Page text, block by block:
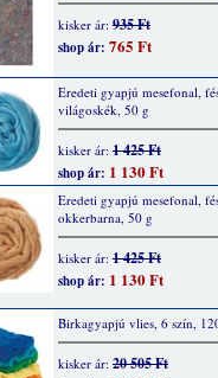
kisker ár: 935 Ft
shop ár: 765 Ft
Eredeti gyapjú mesefonal,
világoskék, 50 g
kisker ár: 1 425 Ft
shop ár: 1 130 Ft
Eredeti gyapjú mesefonal,
okkerbarna, 50 g
kisker ár: 1 425 Ft
shop ár: 1 130 Ft
Birkagyapjú vlies, 6 szín,
kisker ár: 20 505 Ft